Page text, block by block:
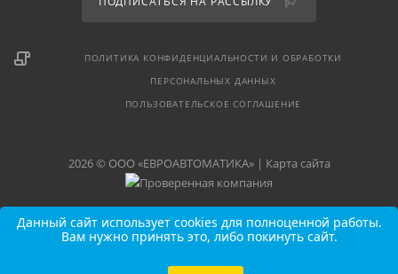
ПОЛИТИКА КОНФИДЕНЦИАЛЬНОСТИ И ОБРАБОТКИ
ПЕРСОНАЛЬНЫХ ДАННЫХ
ПОЛЬЗОВАТЕЛЬСКОЕ СОГЛАШЕНИЕ
2026 © ООО «ЕВРОАВТОМАТИКА» | Карта сайта
Данный сайт использует cookies для полноценной работы.
Вам нужно принять это, либо покинуть сайт.